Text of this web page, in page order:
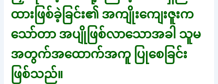
ထားဖြစ်ခဲ့ခြင်း၏ အကျိုးကျေးဇူးက
သော်တာ အပျိုဖြစ်လာသောအခါ သူမ
အတွက်အထောက်အကူ ပြုစေခြင်း
ဖြစ်သည်။